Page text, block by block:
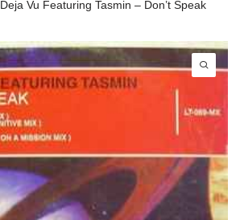
Deja Vu Featuring Tasmin ‎– Don’t Speak